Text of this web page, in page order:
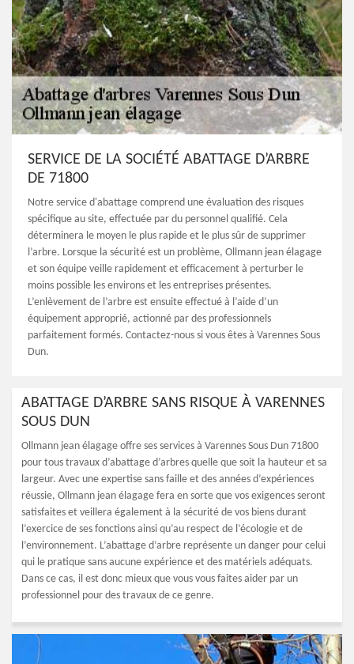
SERVICE DE LA SOCIÉTÉ ABATTAGE D’ARBRE
DE 71800
Notre service d'abattage comprend une évaluation des risques
spécifique au site, effectuée par du personnel qualifié. Cela
déterminera le moyen le plus rapide et le plus sûr de supprimer
l’arbre. Lorsque la sécurité est un problème, Ollmann jean élagage
et son équipe veille rapidement et efficacement à perturber le
moins possible les environs et les entreprises présentes.
L’enlèvement de l’arbre est ensuite effectué à l’aide d’un
équipement approprié, actionné par des professionnels
parfaitement formés. Contactez-nous si vous êtes à Varennes Sous
Dun.
ABATTAGE D’ARBRE SANS RISQUE À VARENNES
SOUS DUN
Ollmann jean élagage offre ses services à Varennes Sous Dun 71800
pour tous travaux d’abattage d’arbres quelle que soit la hauteur et sa
largeur. Avec une expertise sans faille et des années d’expériences
réussie, Ollmann jean élagage fera en sorte que vos exigences seront
satisfaites et veillera également à la sécurité de vos biens durant
l’exercice de ses fonctions ainsi qu’au respect de l’écologie et de
l’environnement. L’abattage d’arbre représente un danger pour celui
qui le pratique sans aucune expérience et des matériels adéquats.
Dans ce cas, il est donc mieux que vous vous faites aider par un
professionnel pour des travaux de ce genre.